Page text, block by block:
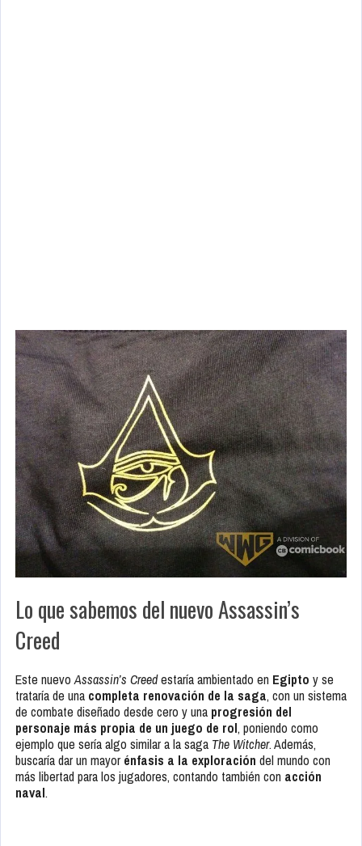
Lo que sabemos del nuevo Assassin’s
Creed
Este nuevoAssassin’s Creedestaría ambientado en Egipto y se
trataría de una completa renovación de la saga, con un sistema
de combate diseñado desde cero y una progresión del
personaje más propia de un juego de rol, poniendo como
ejemplo que sería algo similar a la saga The Witcher. Además,
buscaría dar un mayor énfasis a la exploración del mundo con
más libertad para los jugadores, contando también con acción
naval.